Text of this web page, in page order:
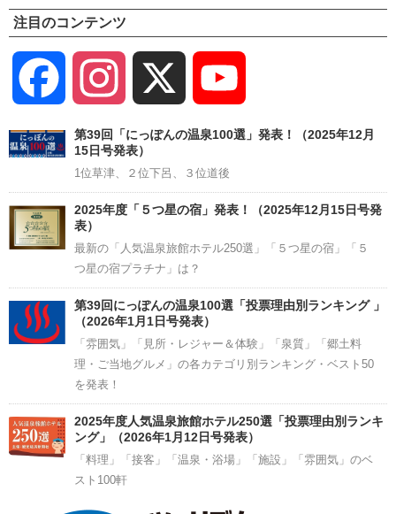
注目のコンテンツ
Facebook Instagram
Channel
第39回「にっぽんの温泉100選」発表！（2025年12月
15日号発表）
1位草津、２位下呂、３位道後
2025年度「５つ星の宿」発表！（2025年12月15日号発
表）
最新の「人気温泉旅館ホテル250選」「５つ星の宿」「５
つ星の宿プラチナ」は？
第39回にっぽんの温泉100選「投票理由別ランキング 」
（2026年1月1日号発表）
「雰囲気」「見所・レジャー＆体験」「泉質」「郷土料
理・ご当地グルメ」の各カテゴリ別ランキング・ベスト50
を発表！
2025年度人気温泉旅館ホテル250選「投票理由別ランキ
ング」（2026年1月12日号発表）
「料理」「接客」「温泉・浴場」「施設」「雰囲気」のベ
スト100軒